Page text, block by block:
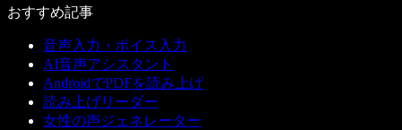
おすすめ記事
音声入力・ボイス入力
AI音声アシスタント
AndroidでPDFを読み上げ
読み上げリーダー
女性の声ジェネレーター